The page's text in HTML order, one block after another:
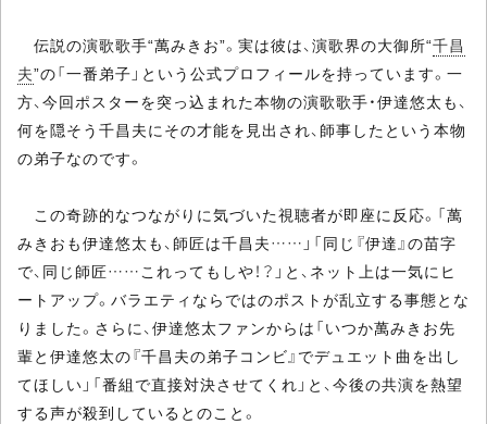
伝説の演歌歌手“萬みきお”。実は彼は、演歌界の大御所“千昌
夫”の「一番弟子」という公式プロフィールを持っています。一
方、今回ポスターを突っ込まれた本物の演歌歌手・伊達悠太も、
何を隠そう千昌夫にその才能を見出され、師事したという本物
の弟子なのです。
この奇跡的なつながりに気づいた視聴者が即座に反応。「萬
みきおも伊達悠太も、師匠は千昌夫……」「同じ『伊達』の苗字
で、同じ師匠……これってもしや！？」と、ネット上は一気にヒ
ートアップ。バラエティならではのポストが乱立する事態とな
りました。さらに、伊達悠太ファンからは「いつか萬みきお先
輩と伊達悠太の『千昌夫の弟子コンビ』でデュエット曲を出し
てほしい」「番組で直接対決させてくれ」と、今後の共演を熱望
する声が殺到しているとのこと。